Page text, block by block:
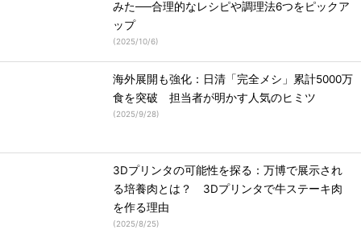
みた──合理的なレシピや調理法6つをピックア
ップ
(2025/10/6)
海外展開も強化：日清「完全メシ」累計5000万
食を突破 担当者が明かす人気のヒミツ
(2025/9/28)
3Dプリンタの可能性を探る：万博で展示され
る培養肉とは？ 3Dプリンタで牛ステーキ肉
を作る理由
(2025/8/25)